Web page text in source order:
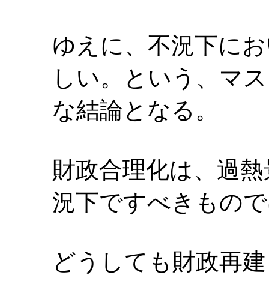
ゆえに、不況下に
しい。という、マ
な結論となる。
財政合理化は、過熱
況下ですべきもの
どうしても財政再